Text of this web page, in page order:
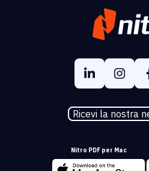
Ricevi la nostra
Nitro PDF per Mac